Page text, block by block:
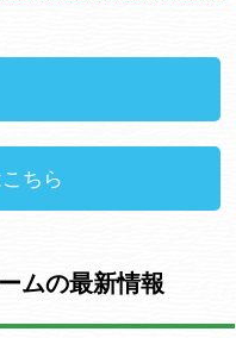
ちら
ムの最新情報